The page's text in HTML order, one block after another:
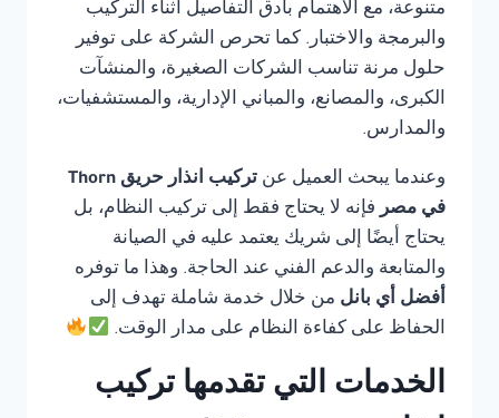
متنوعة، مع الاهتمام بأدق التفاصيل أثناء التركيب
والبرمجة والاختبار. كما تحرص الشركة على توفير
حلول مرنة تناسب الشركات الصغيرة، والمنشآت
الكبرى، والمصانع، والمباني الإدارية، والمستشفيات،
والمدارس.
وعندما يبحث العميل عن
تركيب انذار حريق Thorn
في مصر فإنه لا يحتاج فقط إلى تركيب النظام، بل
يحتاج أيضًا إلى شريك يعتمد عليه في الصيانة
والمتابعة والدعم الفني عند الحاجة. وهذا ما توفره
أفضل أي بانل من خلال خدمة شاملة تهدف إلى
الحفاظ على كفاءة النظام على مدار الوقت.
الخدمات التي تقدمها تركيب